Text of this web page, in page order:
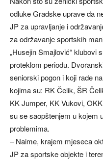
odluke Gradske uprave da
JP za upravljanje i
za održavanje sportskih
„Husejin Smajlović“ klubovi
proteklom periodu.
seniorski pogon i koji rade
kojima su: RK Čelik, ŠR
KK Jumper, KK Vukovi,
su se saopštenjem u kojem
problemima.
– Naime, krajem mjeseca
JP za sportske objekte i